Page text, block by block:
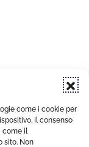
come i cookie per
Il consenso
come il
sito. Non
REALIZZATO DA